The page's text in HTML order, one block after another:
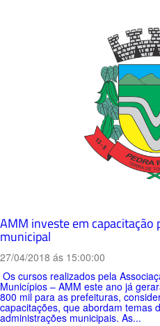
AMM investe em capacitação
municipal
27/04/2018 ás 15:00:00
Os cursos realizados pela
Municípios – AMM este ano já
800 mil para as prefeituras,
capacitações, que abordam temas
administrações municipais. As...